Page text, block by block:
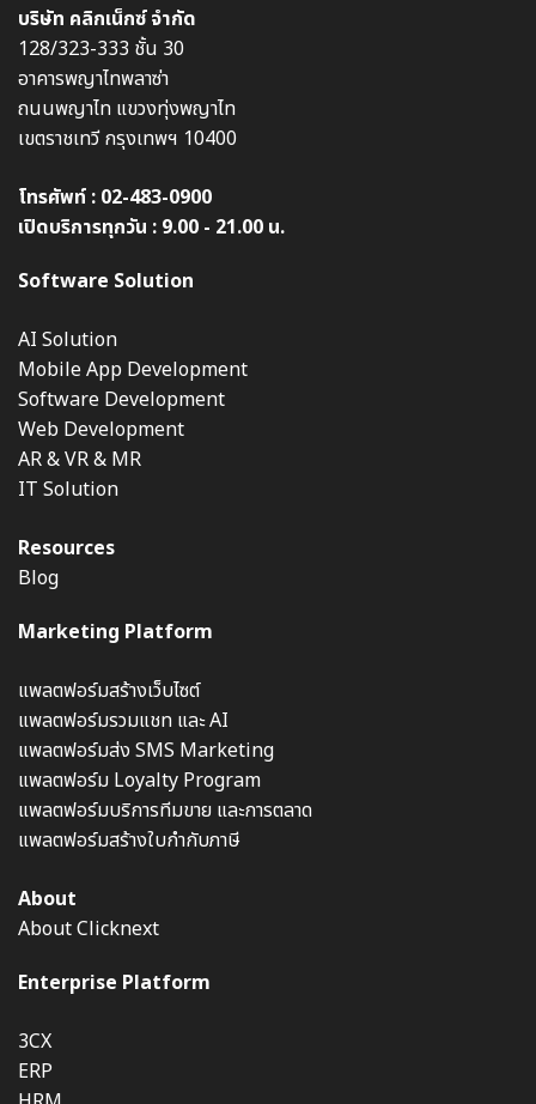
บริษัท คลิกเน็กซ์ จำกัด
128/323-333 ชั้น 30
อาคารพญาไทพลาซ่า
ถนนพญาไท แขวงทุ่งพญาไท
เขตราชเทวี กรุงเทพฯ 10400
โทรศัพท์ : 02-483-0900
เปิดบริการทุกวัน : 9.00 - 21.00 น.
Software Solution
AI Solution
Mobile App Development
Software Development
Web Development
AR & VR & MR
IT Solution
Resources
Blog
Marketing Platform
แพลตฟอร์มสร้างเว็บไซต์
แพลตฟอร์มรวมแชท และ AI
แพลตฟอร์มส่ง SMS Marketing
แพลตฟอร์ม Loyalty Program
แพลตฟอร์มบริการทีมขาย และการตลาด
แพลตฟอร์มสร้างใบกำกับภาษี
About
About Clicknext
Enterprise Platform
3CX
ERP